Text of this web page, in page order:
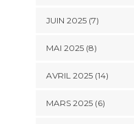
JUIN 2025 (7)
MAI 2025 (8)
AVRIL 2025 (14)
MARS 2025 (6)